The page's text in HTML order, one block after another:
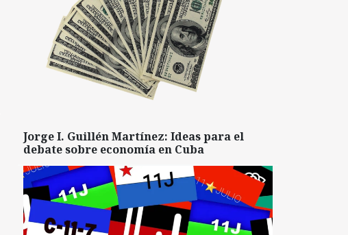
Jorge I. Guillén Martínez: Ideas para el
debate sobre economía en Cuba